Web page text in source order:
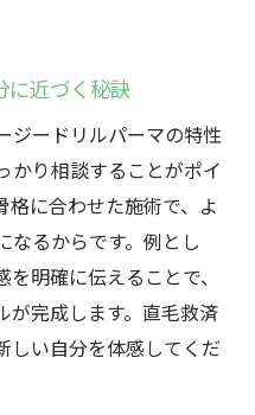
に近づく秘訣
ジードリルパーマの特性
かり相談することがポイ
格に合わせた施術で、よ
なるからです。例とし
明確に伝えることで、
が完成します。直毛救済
しい自分を体感してくだ